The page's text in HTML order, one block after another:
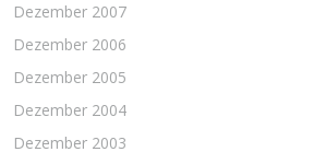
Dezember 2007
Dezember 2006
Dezember 2005
Dezember 2004
Dezember 2003